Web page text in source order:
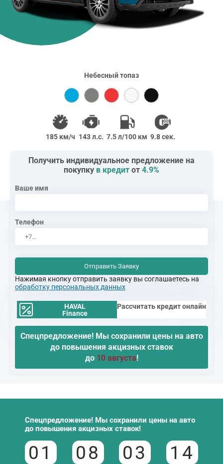
185 км/ч 143 л.с. 7.5 л/100 км 9.8 сек.
Небесный топаз
Получить индивидуальное предложение на
покупку в кредит от 4.9%
Ваше имя
Телефон
Отправить Заявку
Нажимая кнопку отправить заявку вы соглашаетесь на
обработку персональных данных
HAVAL
Finance
Рассчитать кредит онлайн
Спецпредложение! Мы сохранили цены на авто
до повышения акцизных ставок
до 10 августа!
Спецпредложение! Мы сохранили цены на авто
до повышения акцизных ставок!
01 08 03 13